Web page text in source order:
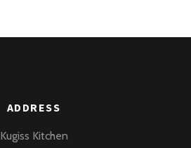
ADDRESS
Kugiss Kitchen